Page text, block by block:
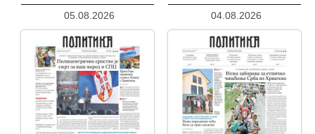
05.08.2026
04.08.2026